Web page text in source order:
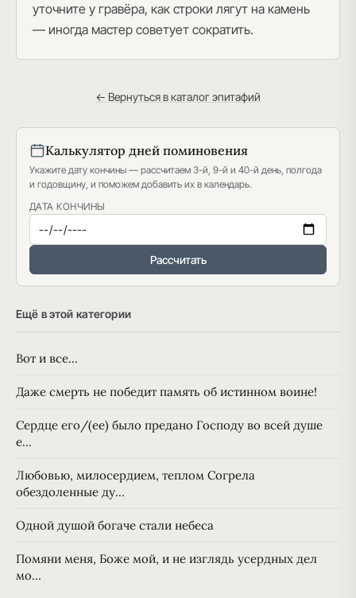
уточните у гравёра, как строки лягут на камень
— иногда мастер советует сократить.
← Вернуться в каталог эпитафий
Калькулятор дней поминовения
Укажите дату кончины — рассчитаем 3-й, 9-й и 40-й день, полгода
и годовщину, и поможем добавить их в календарь.
ДАТА КОНЧИНЫ
Рассчитать
Ещё в этой категории
Вот и все…
Даже смерть не победит память об истинном воине!
Сердце его/(ее) было предано Господу во всей душе
е…
Любовью, милосердием, теплом Согрела
обездоленные ду…
Одной душой богаче стали небеса
Помяни меня, Боже мой, и не изглядь усердных дел
мо…